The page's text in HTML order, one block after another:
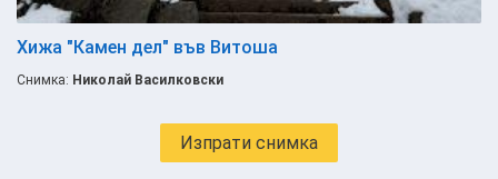
Хижа "Камен дел" във Витоша
Снимка: Николай Василковски
Изпрати снимка